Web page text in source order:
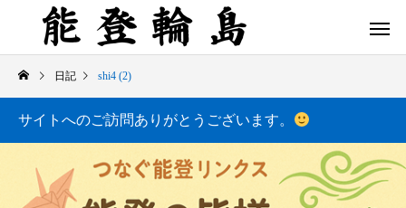
日記 shi4 (2)
サイトへのご訪問ありがとうございます。